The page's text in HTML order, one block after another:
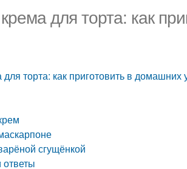
для торта: как
торта: как приготовить в домашних
сгущёнкой